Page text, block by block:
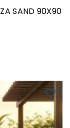
SAND 90X90
favorite_border